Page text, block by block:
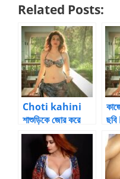
Related Posts:
Choti kahini
শাশুড়িকে জোর করে
বাঁড়া গুদে ঢোকানো